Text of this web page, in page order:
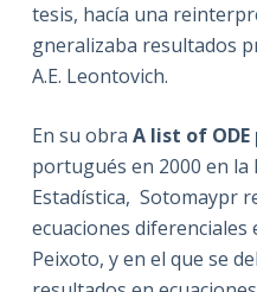
tesis, hacía una
gneralizaba resultados
A.E. Leontovich.
En su obra A list of
portugués en 2000 en la
Estadística, Sotomaypr
ecuaciones
Peixoto, y en el que se